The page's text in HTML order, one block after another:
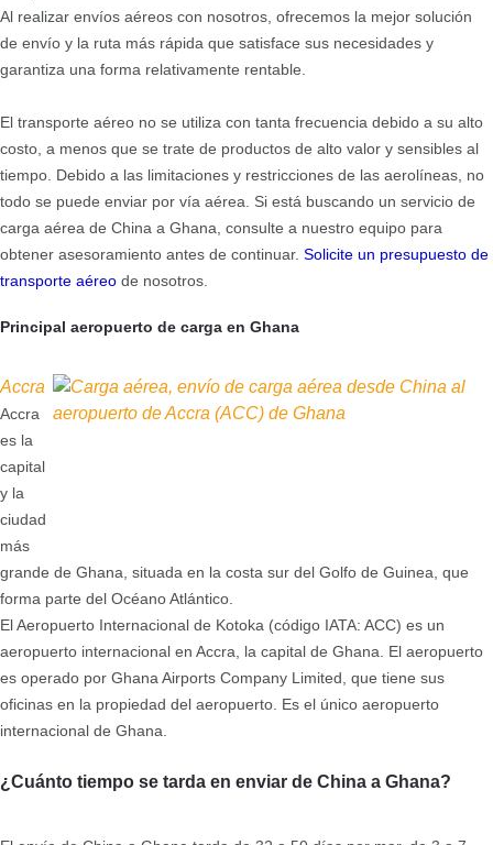
Al realizar envíos aéreos con nosotros, ofrecemos la mejor solución
de envío y la ruta más rápida que satisface sus necesidades y
garantiza una forma relativamente rentable.
El transporte aéreo no se utiliza con tanta frecuencia debido a su alto
costo, a menos que se trate de productos de alto valor y sensibles al
tiempo. Debido a las limitaciones y restricciones de las aerolíneas, no
todo se puede enviar por vía aérea. Si está buscando un servicio de
carga aérea de China a Ghana, consulte a nuestro equipo para
obtener asesoramiento antes de continuar. Solicite un presupuesto de
transporte aéreo de nosotros.
Principal aeropuerto de carga en Ghana
Accra
Accra
es la
capital
y la
ciudad
más
grande de Ghana, situada en la costa sur del Golfo de Guinea, que
forma parte del Océano Atlántico.
El Aeropuerto Internacional de Kotoka (código IATA: ACC) es un
aeropuerto internacional en Accra, la capital de Ghana. El aeropuerto
es operado por Ghana Airports Company Limited, que tiene sus
oficinas en la propiedad del aeropuerto. Es el único aeropuerto
internacional de Ghana.
¿Cuánto tiempo se tarda en enviar de China a Ghana?